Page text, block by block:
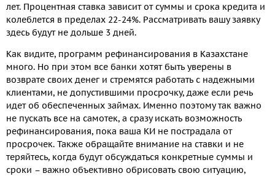
лет. Процентная ставка зависит от суммы и срока кредита и
колеблется в пределах 22-24%. Рассматривать вашу заявку
здесь будут не дольше 3 дней.
Как видите, программ рефинансирования в Казахстане
много. Но при этом все банки хотят быть уверены в
возврате своих денег и стремятся работать с надежными
клиентами, не допустившими просрочку, даже если речь
идет об обеспеченных займах. Именно поэтому так важно
не пускать все на самотек, а сразу искать возможность
рефинансирования, пока ваша КИ не пострадала от
просрочек. Также обращайте внимание на ставки и не
теряйтесь, когда будут обсуждаться конкретные суммы и
сроки – важно объективно обрисовать свою ситуацию,